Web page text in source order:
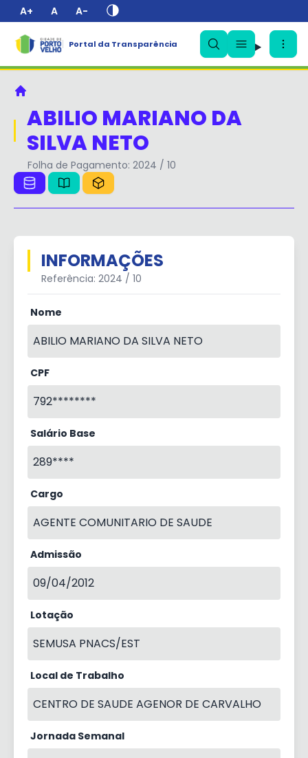
A+ A A-
Portal da Transparência
Principal
ABILIO MARIANO DA
SILVA NETO
Folha de Pagamento: 2024 / 10
INFORMAÇÕES
Referência: 2024 / 10
Nome
ABILIO MARIANO DA SILVA NETO
CPF
792********
Salário Base
289****
Cargo
AGENTE COMUNITARIO DE SAUDE
Admissão
09/04/2012
Lotação
SEMUSA PNACS/EST
Local de Trabalho
CENTRO DE SAUDE AGENOR DE CARVALHO
Jornada Semanal
✕